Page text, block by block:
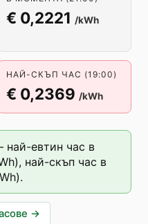
€ 0,2221 /kWh
НАЙ-СКЪП ЧАС (19:00)
€ 0,2369 /kWh
най-евтин час в
най-скъп час в
→